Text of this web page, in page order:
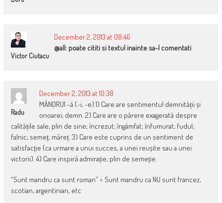
Victor Ciutacu
December 2, 2013 at 08:46
@all: poate cititi si textul inainte sa-l comentati
Radu
December 2, 2013 at 10:38
MÂNDRU1 ~ă (~i, ~e) 1) Care are sentimentul demnității și
onoarei; demn. 2) Care are o părere exagerată despre
calitățile sale; plin de sine; încrezut; îngâmfat; înfumurat; fudul;
falnic; semeț; măreț. 3) Care este cuprins de un sentiment de
satisfacție (ca urmare a unui succes, a unei reușite sau a unei
victorii). 4) Care inspiră admirație; plin de semeție.
“Sunt mandru ca sunt roman” = Sunt mandru ca NU sunt francez,
scotian, argentinian, etc